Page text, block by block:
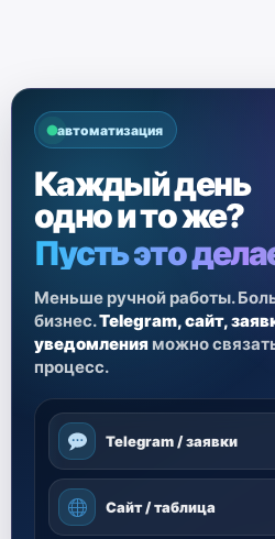
автоматизация
Каждый день
одно и то же?
Пусть это
Меньше ручной работы.
бизнес.Telegram, сайт,
уведомления можно
процесс.
Telegram / заявки
Сайт / таблица